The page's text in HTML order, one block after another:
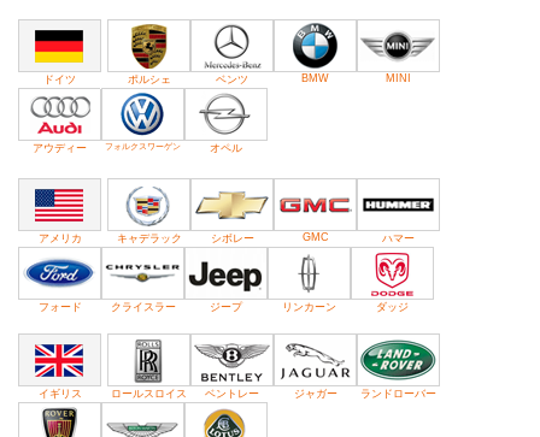
ドイツ ポルシェ ベンツ BMW MINI
アウディー フォルクスワーゲン オペル
アメリカ キャデラック シボレー GMC ハマー
フォード クライスラー ジープ リンカーン ダッジ
イギリス ロールスロイス ベントレー ジャガー ランドローバー